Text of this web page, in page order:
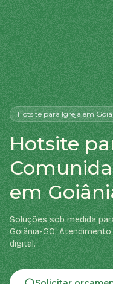
Hotsitepara Igrejaem
Hotsite
em
Soluções sob medida
Goiânia-GO.
digital.